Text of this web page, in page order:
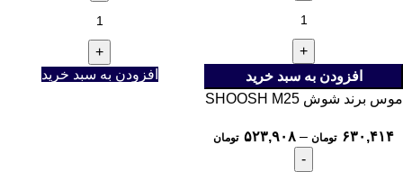
افزودن به سبد خرید
موس برند شوش SHOOSH M25
۶۳۰,۴۱۴ تومان – ۵۲۳,۹۰۸ تومان
افزودن به سبد خرید